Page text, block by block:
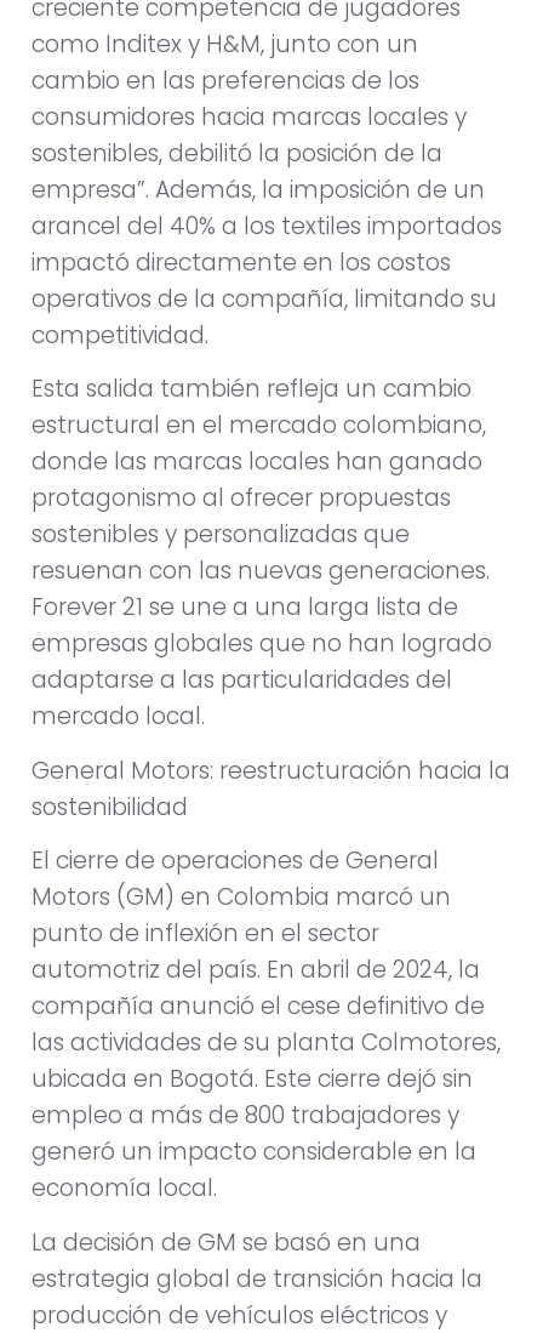
creciente competencia de jugadores
como Inditex y H&M, junto con un
cambio en las preferencias de los
consumidores hacia marcas locales y
sostenibles, debilitó la posición de la
empresa”. Además, la imposición de un
arancel del 40% a los textiles importados
impactó directamente en los costos
operativos de la compañía, limitando su
competitividad.
Esta salida también refleja un cambio
estructural en el mercado colombiano,
donde las marcas locales han ganado
protagonismo al ofrecer propuestas
sostenibles y personalizadas que
resuenan con las nuevas generaciones.
Forever 21 se une a una larga lista de
empresas globales que no han logrado
adaptarse a las particularidades del
mercado local.
General Motors: reestructuración hacia la
sostenibilidad
El cierre de operaciones de General
Motors (GM) en Colombia marcó un
punto de inflexión en el sector
automotriz del país. En abril de 2024, la
compañía anunció el cese definitivo de
las actividades de su planta Colmotores,
ubicada en Bogotá. Este cierre dejó sin
empleo a más de 800 trabajadores y
generó un impacto considerable en la
economía local.
La decisión de GM se basó en una
estrategia global de transición hacia la
producción de vehículos eléctricos y